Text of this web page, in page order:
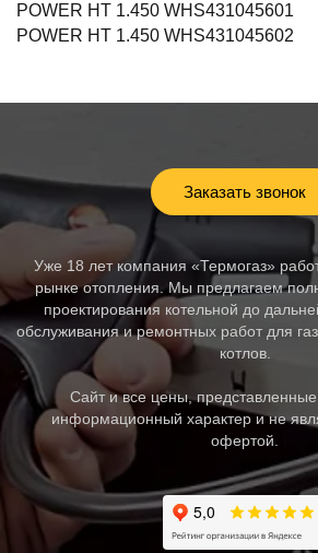
POWER HT 1.450 WHS431045601
POWER HT 1.450 WHS431045602
Заказать звонок
Уже 18 лет компания «Термогаз»
рынке отопления. Мы предлагаем
проектирования котельной до
обслуживания и ремонтных работ для
котлов.
Сайт и все цены,
информационный характер и не
офертой.